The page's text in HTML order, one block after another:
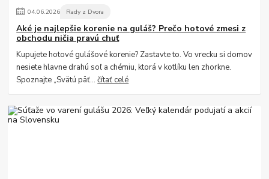
04.06.2026 Rady z Dvora
Aké je najlepšie korenie na guláš? Prečo hotové zmesi z
obchodu ničia pravú chuť
Kupujete hotové gulášové korenie? Zastavte to. Vo vrecku si domov
nesiete hlavne drahú soľ a chémiu, ktorá v kotlíku len zhorkne.
Spoznajte „Svätú päť...čítať celé